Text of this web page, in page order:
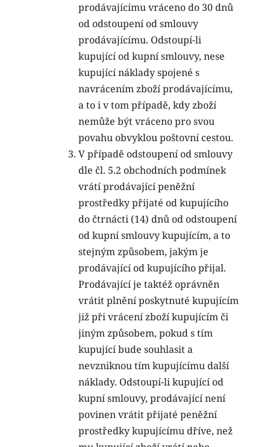
prodávajícímu vráceno do 30 dnů
od odstoupení od smlouvy
prodávajícímu. Odstoupí-li
kupující od kupní smlouvy, nese
kupující náklady spojené s
navrácením zboží prodávajícímu,
a to i v tom případě, kdy zboží
nemůže být vráceno pro svou
povahu obvyklou poštovní cestou.
V případě odstoupení od smlouvy
dle čl. 5.2 obchodních podmínek
vrátí prodávající peněžní
prostředky přijaté od kupujícího
do čtrnácti (14) dnů od odstoupení
od kupní smlouvy kupujícím, a to
stejným způsobem, jakým je
prodávající od kupujícího přijal.
Prodávající je taktéž oprávněn
vrátit plnění poskytnuté kupujícím
již při vrácení zboží kupujícím či
jiným způsobem, pokud s tím
kupující bude souhlasit a
nevzniknou tím kupujícímu další
náklady. Odstoupí-li kupující od
kupní smlouvy, prodávající není
povinen vrátit přijaté peněžní
prostředky kupujícímu dříve, než